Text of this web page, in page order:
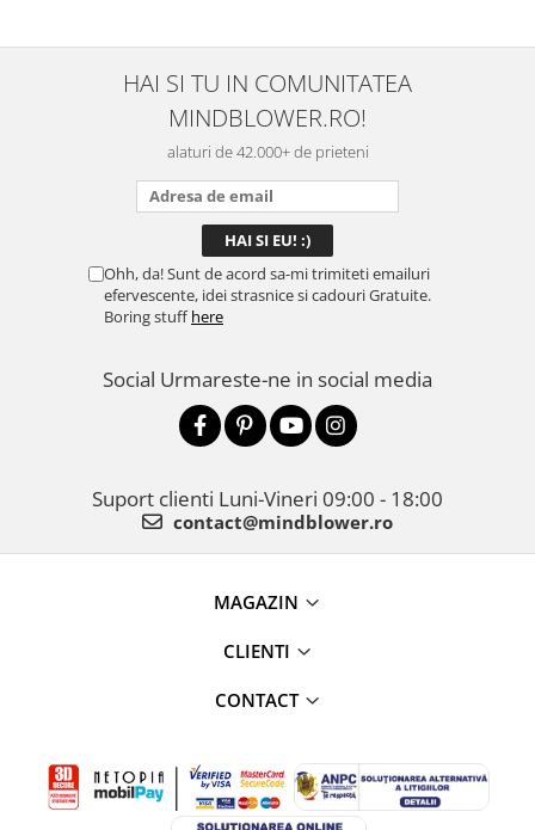
este sigură, fără scurgeri. O
folosesc aproape zilnic la
serviciu și sunt foarte
mulțumită.
HAI SI TU IN COMUNITATEA
MINDBLOWER.RO!
alaturi de 42.000+ de prieteni
Ohh, da! Sunt de acord sa-mi trimiteti emailuri
efervescente, idei strasnice si cadouri Gratuite.
Boring stuffhere
Social Urmareste-ne in social media
Suport clienti Luni-Vineri 09:00 - 18:00
contact@mindblower.ro
MAGAZIN
CLIENTI
CONTACT